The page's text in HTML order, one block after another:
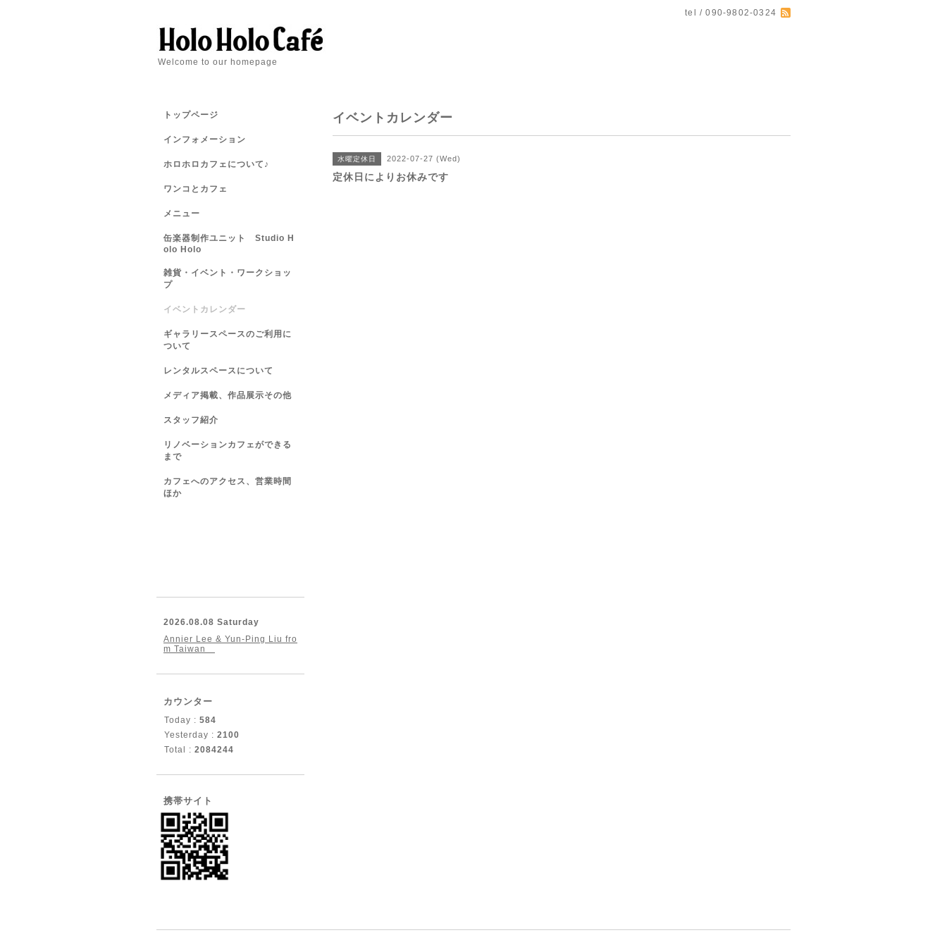
tel / 090-9802-0324
Welcome to our homepage
イベントカレンダー
水曜定休日 2022-07-27 (Wed)
定休日によりお休みです
トップページ
インフォメーション
ホロホロカフェについて♪
ワンコとカフェ
メニュー
缶楽器制作ユニット Studio H
olo Holo
雑貨・イベント・ワークショッ
プ
イベントカレンダー
ギャラリースペースのご利用に
ついて
レンタルスペースについて
メディア掲載、作品展示その他
スタッフ紹介
リノベーションカフェができる
まで
カフェへのアクセス、営業時間
ほか
2026.08.08 Saturday
Annier Lee & Yun-Ping Liu fro
m Taiwan
カウンター
Today : 584
Yesterday : 2100
Total : 2084244
携帯サイト